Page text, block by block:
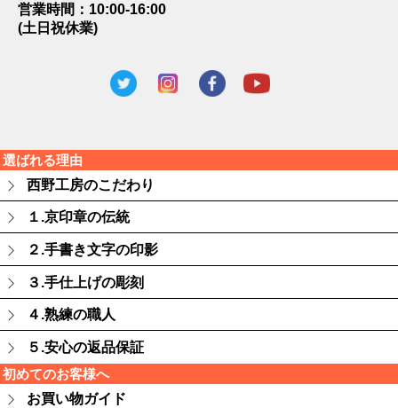
営業時間：10:00-16:00
(土日祝休業)
選ばれる理由
西野工房のこだわり
１.京印章の伝統
２.手書き文字の印影
３.手仕上げの彫刻
４.熟練の職人
５.安心の返品保証
初めてのお客様へ
お買い物ガイド